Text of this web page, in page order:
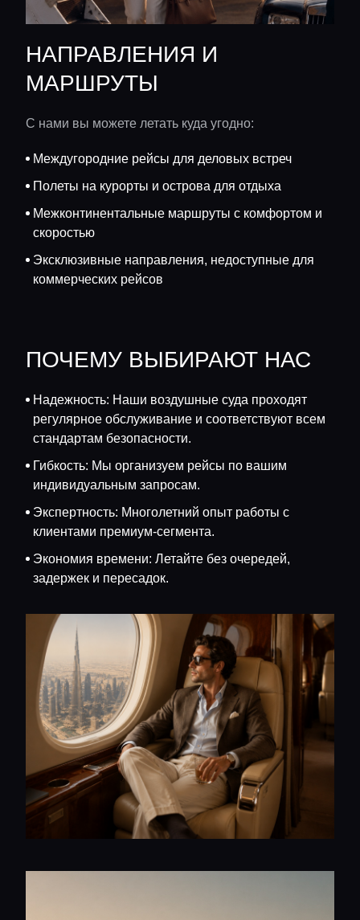
НАПРАВЛЕНИЯ И
МАРШРУТЫ
С нами вы можете летать куда угодно:
Междугородние рейсы для деловых встреч
Полеты на курорты и острова для отдыха
Межконтинентальные маршруты с комфортом и
скоростью
Эксклюзивные направления, недоступные для
коммерческих рейсов
ПОЧЕМУ ВЫБИРАЮТ НАС
Надежность: Наши воздушные суда проходят
регулярное обслуживание и соответствуют всем
стандартам безопасности.
Гибкость: Мы организуем рейсы по вашим
индивидуальным запросам.
Экспертность: Многолетний опыт работы с
клиентами премиум-сегмента.
Экономия времени: Летайте без очередей,
задержек и пересадок.